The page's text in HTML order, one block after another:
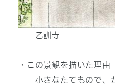
乙訓寺
・この景観を描いた理由
小さなたてもので、か